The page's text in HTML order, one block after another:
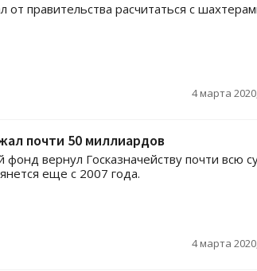
правительства расчитаться с
4 марта
почти 50 миллиардов
вернул Госказначейству почти всю
еще с 2007 года.
4 марта